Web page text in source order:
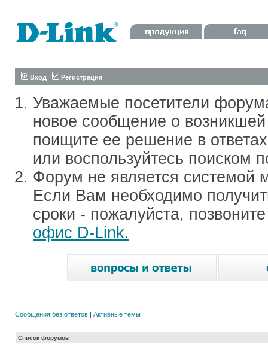
Вход Регистрация
Уважаемые посетители
новое сообщение о
поищите ее решение в
или воспользуйтесь поиском
Форум не является системой
Если Вам необходимо
сроки - пожалуйста,
офис D-Link.
Сообщения без ответов | Активные темы
Список форумов